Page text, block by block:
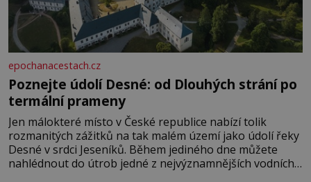
epochanacestach.cz
Poznejte údolí Desné: od Dlouhých strání po
termální prameny
Jen málokteré místo v České republice nabízí tolik
rozmanitých zážitků na tak malém území jako údolí řeky
Desné v srdci Jeseníků. Během jediného dne můžete
nahlédnout do útrob jedné z nejvýznamnějších vodních